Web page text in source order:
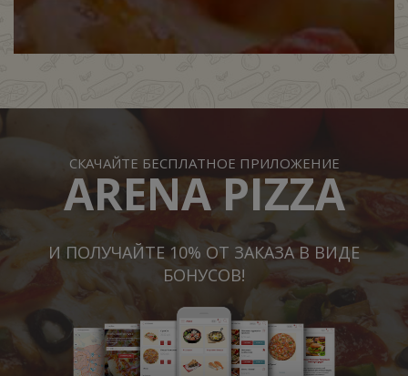
СКАЧАЙТЕ БЕСПЛАТНОЕ ПРИЛОЖЕНИЕ
ARENA PIZZA
И ПОЛУЧАЙТЕ 10% ОТ ЗАКАЗА В ВИДЕ
БОНУСОВ!